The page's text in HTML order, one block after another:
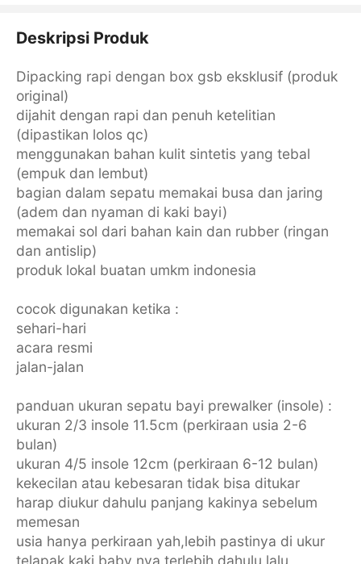
Deskripsi Produk
Dipacking rapi dengan box gsb eksklusif (produk
original)
dijahit dengan rapi dan penuh ketelitian
(dipastikan lolos qc)
menggunakan bahan kulit sintetis yang tebal
(empuk dan lembut)
bagian dalam sepatu memakai busa dan jaring
(adem dan nyaman di kaki bayi)
memakai sol dari bahan kain dan rubber (ringan
dan antislip)
produk lokal buatan umkm indonesia
cocok digunakan ketika :
sehari-hari
acara resmi
jalan-jalan
panduan ukuran sepatu bayi prewalker (insole) :
ukuran 2/3 insole 11.5cm (perkiraan usia 2-6
bulan)
ukuran 4/5 insole 12cm (perkiraan 6-12 bulan)
kekecilan atau kebesaran tidak bisa ditukar
harap diukur dahulu panjang kakinya sebelum
memesan
usia hanya perkiraan yah,lebih pastinya di ukur